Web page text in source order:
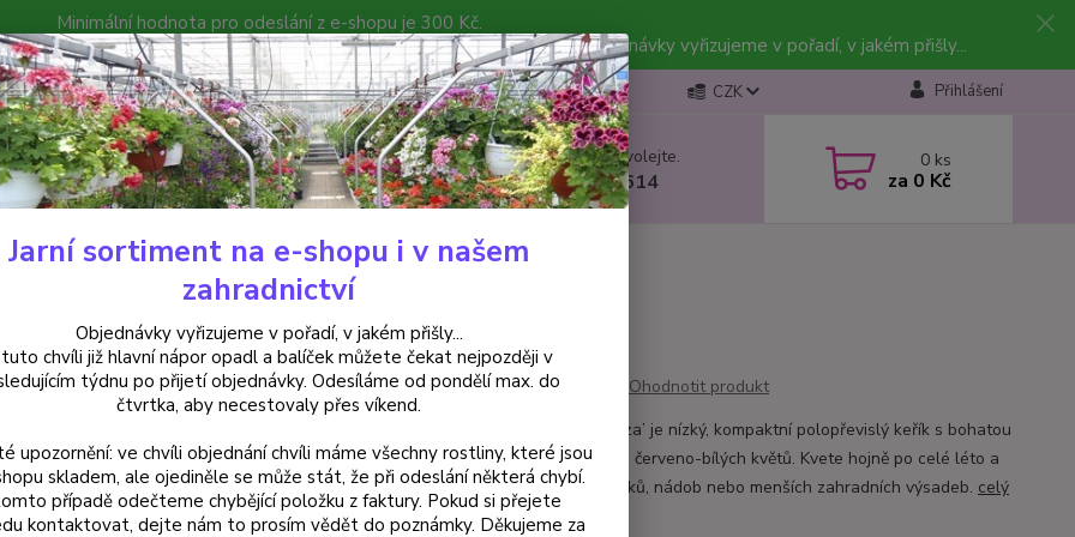
Minimální hodnota pro odeslání z e-shopu je 300 Kč.
můžete čekat nejpozději v následujícím týdnu po přijetí objednávky. Objednávky vyřizujeme v pořadí, v jakém přišly...
Poradna Kontakty CZK Přihlášení
Hledat Nevíte si rady? Zavolejte.
+420 602 223 614
0 ks
za 0 Kč
Fuchsie Jollies Nizza Fuchsie ( Fuchsie) - 1 ks
Nizza Fuchsie ( Fuchsie) - 1 ks
Ohodnotit produkt
Fuchsia ‘Jollies Nizza’ je nízký, kompaktní polopřevislý keřík s bohatou
záplavou drobných červeno-bílých květů. Kvete hojně po celé léto a
je vhodná do truhlíků, nádob nebo menších zahradních výsadeb. celý
popis
Jarní sortiment na e-shopu i v našem
zahradnictví
Objednávky vyřizujeme v pořadí, v jakém přišly...
chvíli již hlavní nápor opadl a balíček můžete čekat nejpozději v
týdnu po přijetí objednávky. Odesíláme od pondělí max. do
čtvrtka, aby necestovaly přes víkend.
upozornění: ve chvíli objednání chvíli máme všechny rostliny, které jsou
skladem, ale ojediněle se může stát, že při odeslání některá chybí.
případě odečteme chybějící položku z faktury. Pokud si přejete
kontaktovat, dejte nám to prosím vědět do poznámky. Děkujeme za